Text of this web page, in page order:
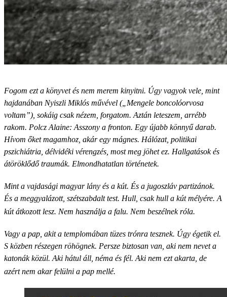
Fogom ezt a könyvet és nem merem kinyitni. Úgy vagyok vele, mint
hajdanában Nyiszli Miklós művével („Mengele boncolóorvosa
voltam”), sokáig csak nézem, forgatom. Aztán leteszem, arrébb
rakom. Polcz Alaine: Asszony a fronton. Egy újabb könnyű darab.
Hívom őket magamhoz, akár egy mágnes. Hálózat, politikai
pszichiátria, délvidéki vérengzés, most meg jöhet ez. Hallgatások és
átöröklődő traumák. Elmondhatatlan történetek.
Mint a vajdasági magyar lány és a kút. És a jugoszláv partizánok.
És a meggyalázott, szétszabdalt test. Hull, csak hull a kút mélyére. A
kút átkozott lesz. Nem használja a falu. Nem beszélnek róla.
Vagy a pap, akit a templomában tüzes trónra tesznek. Úgy égetik el.
S közben részegen röhögnek. Persze biztosan van, aki nem nevet a
katonák közül. Aki hátul áll, néma és fél. Aki nem ezt akarta, de
azért nem akar felülni a pap mellé.